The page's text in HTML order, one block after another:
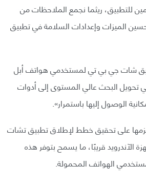
للتطبيق، ريثما نجمع الملاحظات من
الميزات وإعدادات السلامة في تطبيق
شات جي بي تي لمستخدمي هواتف أبل
البحث عالي المستوى إلى أدوات
الوصول إليها باستمرار».
على تحقيق خطط لإطلاق تطبيق تشات
قريبًا، ما يسمح بتوفر هذه
الهواتف المحمولة.